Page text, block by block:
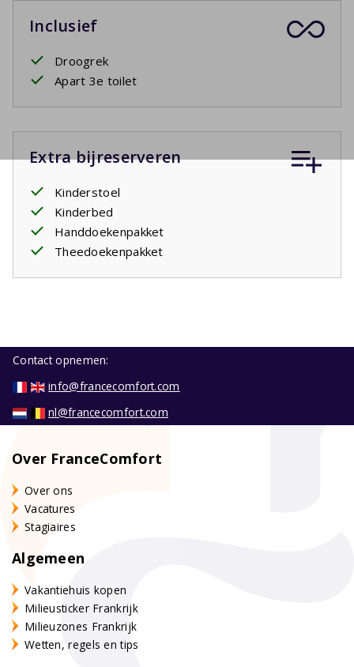
Inclusief
Droogrek
Apart 3e toilet
Extra bijreserveren
Kinderstoel
Kinderbed
Handdoekenpakket
Theedoekenpakket
Contact opnemen:
info@francecomfort.com
nl@francecomfort.com
Over FranceComfort
Over ons
Vacatures
Stagiaires
Algemeen
Vakantiehuis kopen
Milieusticker Frankrijk
Milieuzones Frankrijk
Wetten, regels en tips